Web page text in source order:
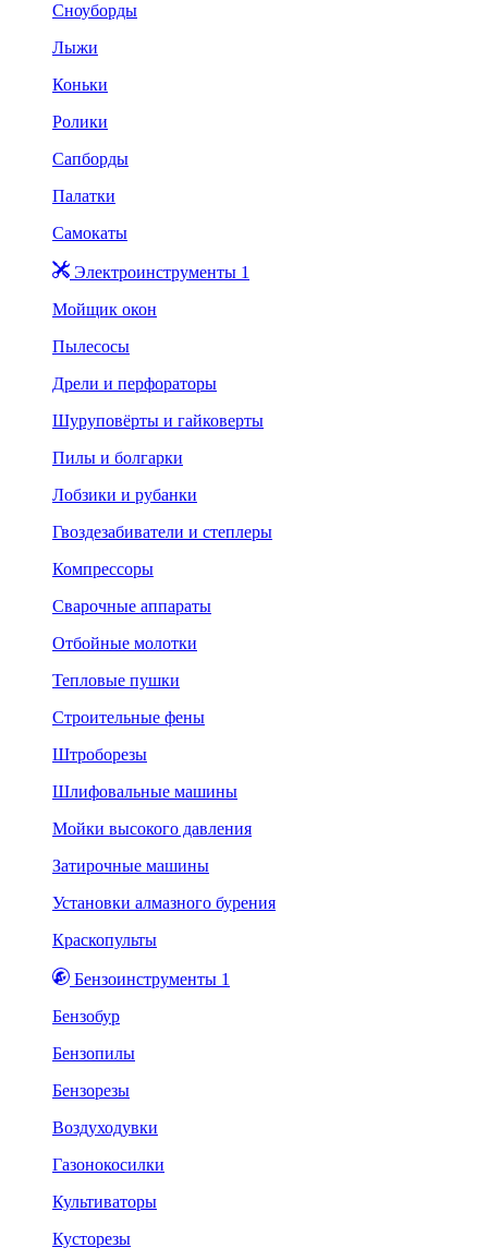
Сноуборды
Лыжи
Коньки
Ролики
Сапборды
Палатки
Самокаты
Электроинструменты 1
Мойщик окон
Пылесосы
Дрели и перфораторы
Шуруповёрты и гайковерты
Пилы и болгарки
Лобзики и рубанки
Гвоздезабиватели и степлеры
Компрессоры
Сварочные аппараты
Отбойные молотки
Тепловые пушки
Строительные фены
Штроборезы
Шлифовальные машины
Мойки высокого давления
Затирочные машины
Установки алмазного бурения
Краскопульты
Бензоинструменты 1
Бензобур
Бензопилы
Бензорезы
Воздуходувки
Газонокосилки
Культиваторы
Кусторезы